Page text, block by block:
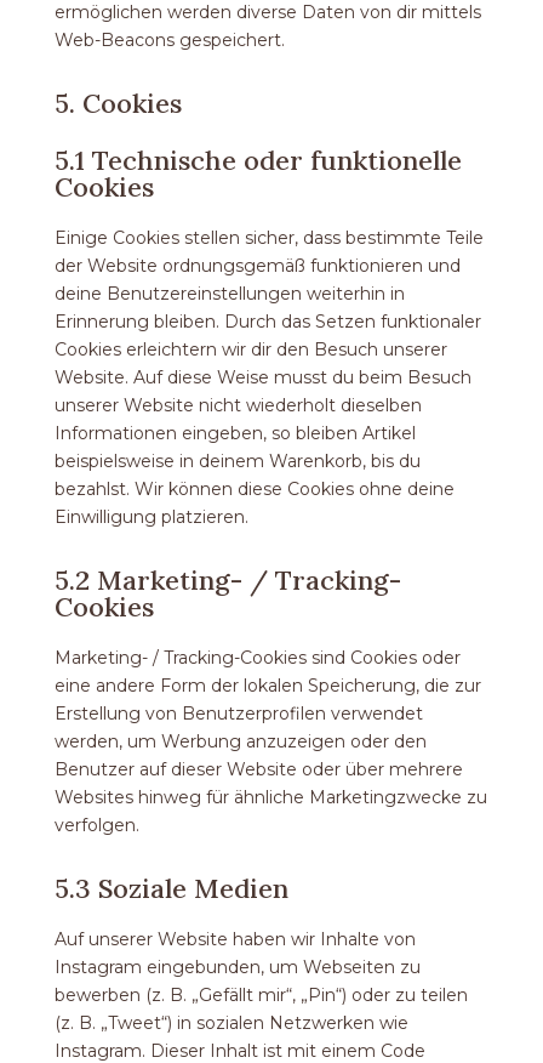
ermöglichen werden diverse Daten von dir mittels
Web-Beacons gespeichert.
5. Cookies
5.1 Technische oder funktionelle
Cookies
Einige Cookies stellen sicher, dass bestimmte Teile
der Website ordnungsgemäß funktionieren und
deine Benutzereinstellungen weiterhin in
Erinnerung bleiben. Durch das Setzen funktionaler
Cookies erleichtern wir dir den Besuch unserer
Website. Auf diese Weise musst du beim Besuch
unserer Website nicht wiederholt dieselben
Informationen eingeben, so bleiben Artikel
beispielsweise in deinem Warenkorb, bis du
bezahlst. Wir können diese Cookies ohne deine
Einwilligung platzieren.
5.2 Marketing- / Tracking-
Cookies
Marketing- / Tracking-Cookies sind Cookies oder
eine andere Form der lokalen Speicherung, die zur
Erstellung von Benutzerprofilen verwendet
werden, um Werbung anzuzeigen oder den
Benutzer auf dieser Website oder über mehrere
Websites hinweg für ähnliche Marketingzwecke zu
verfolgen.
5.3 Soziale Medien
Auf unserer Website haben wir Inhalte von
Instagram eingebunden, um Webseiten zu
bewerben (z. B. „Gefällt mir“, „Pin“) oder zu teilen
(z. B. „Tweet“) in sozialen Netzwerken wie
Instagram. Dieser Inhalt ist mit einem Code